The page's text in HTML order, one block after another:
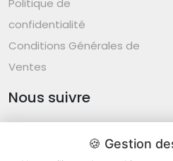
Politique de
confidentialité
Conditions Générales de
Ventes
Nous suivre
🍪 Gestion